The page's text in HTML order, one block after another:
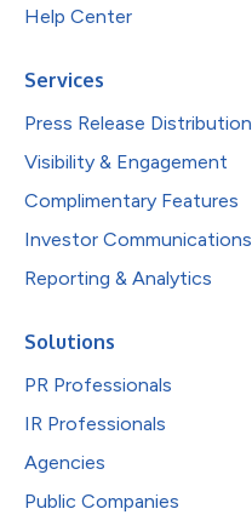
Help Center
Services
Press Release Distribution
Visibility & Engagement
Complimentary Features
Investor Communications
Reporting & Analytics
Solutions
PR Professionals
IR Professionals
Agencies
Public Companies